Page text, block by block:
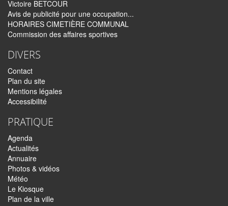
Victoire BETCOUR
Avis de publicité pour une occupation...
HORAIRES CIMETIÈRE COMMUNAL
Commission des affaires sportives
DIVERS
Contact
Plan du site
Mentions légales
Accessibilité
PRATIQUE
Agenda
Actualités
Annuaire
Photos & vidéos
Météo
Le Kiosque
Plan de la ville